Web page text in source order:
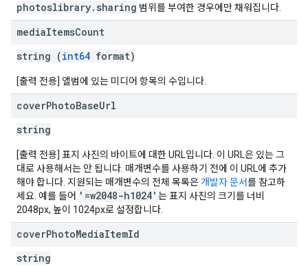
photoslibrary.sharing 범위를 부여한 경우에만 채워집니다.
mediaItemsCount
string (int64 format)
[출력 전용] 앨범에 있는 미디어 항목의 수입니다.
coverPhotoBaseUrl
string
[출력 전용] 표지 사진의 바이트에 대한 URL입니다. 이 URL은 있는 그
대로 사용해서는 안 됩니다. 매개변수를 사용하기 전에 이 URL에 추가
해야 합니다. 지원되는 매개변수의 전체 목록은 개발자 문서를 참고하
세요. 예를 들어 '=w2048-h1024' 는 표지 사진의 크기를 너비
2048px, 높이 1024px로 설정합니다.
coverPhotoMediaItemId
string